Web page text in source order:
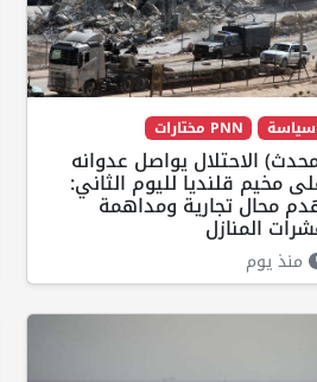
سياسة PNN مختارات
الاحتلال يواصل عدوانه
مخيم قلنديا لليوم الثاني:
محال تجارية ومداهمة
المنازل
منذ يوم